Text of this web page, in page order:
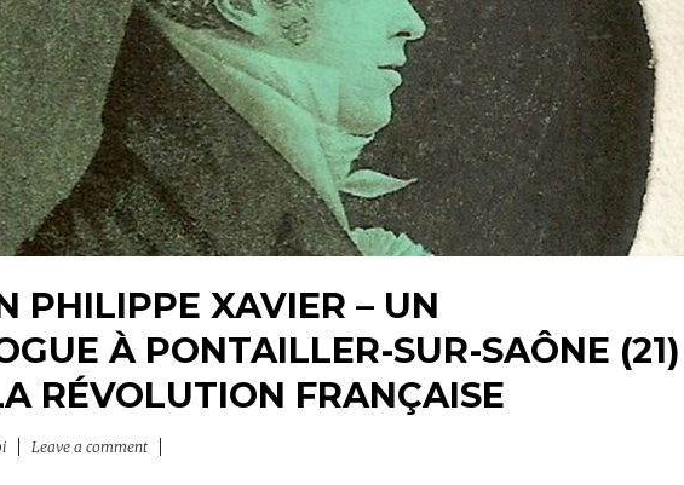
PHILIPPE XAVIER – UN
À PONTAILLER-SUR-SAÔNE (21)
RÉVOLUTION FRANÇAISE
Leave a comment